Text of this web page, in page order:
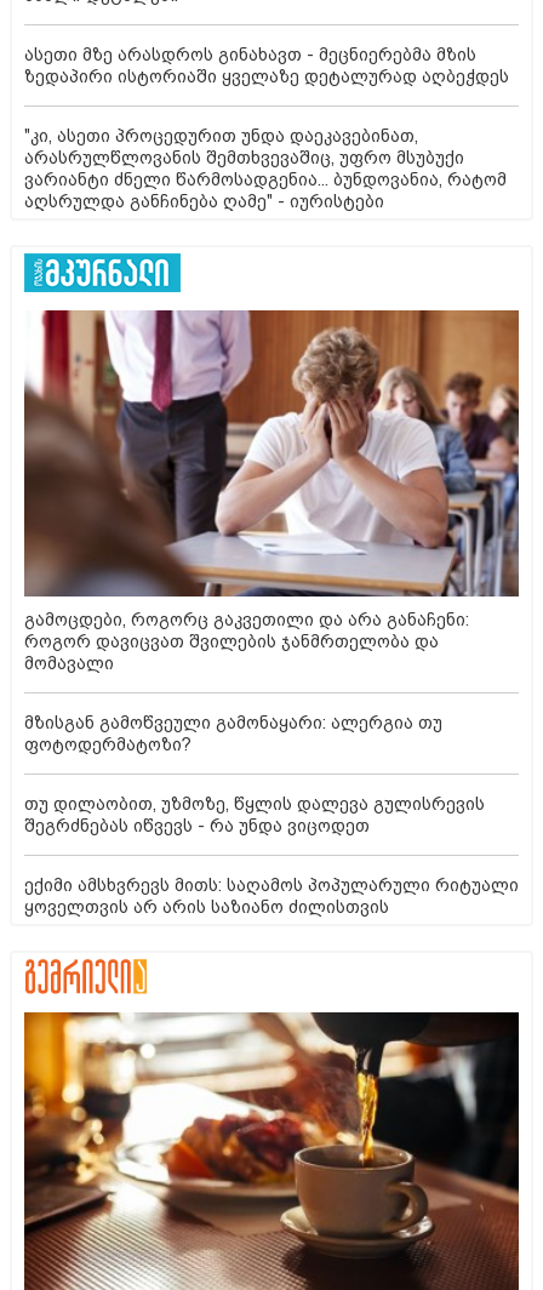
ასეთი მზე არასდროს გინახავთ - მეცნიერებმა მზის
ზედაპირი ისტორიაში ყველაზე დეტალურად აღბეჭდეს
"კი, ასეთი პროცედურით უნდა დაეკავებინათ,
არასრულწლოვანის შემთხვევაშიც, უფრო მსუბუქი
ვარიანტი ძნელი წარმოსადგენია... ბუნდოვანია, რატომ
აღსრულდა განჩინება ღამე" - იურისტები
გამოცდები, როგორც გაკვეთილი და არა განაჩენი:
როგორ დავიცვათ შვილების ჯანმრთელობა და
მომავალი
მზისგან გამოწვეული გამონაყარი: ალერგია თუ
ფოტოდერმატოზი?
თუ დილაობით, უზმოზე, წყლის დალევა გულისრევის
შეგრძნებას იწვევს - რა უნდა ვიცოდეთ
ექიმი ამსხვრევს მითს: საღამოს პოპულარული რიტუალი
ყოველთვის არ არის საზიანო ძილისთვის